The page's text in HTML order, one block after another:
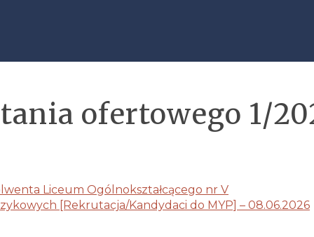
ofertowego 1/
Liceum Ogólnokształcącego nr V
[Rekrutacja/Kandydaci do MYP] – 08.06.2026